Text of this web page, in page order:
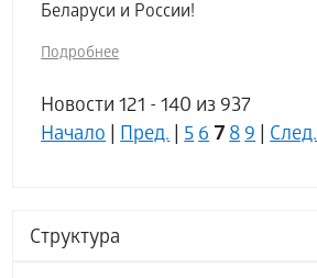
Структура
Беларуси и России!
Подробнее
Новости 121 - 140 из 937
Начало|Пред.|56 7 89|След.